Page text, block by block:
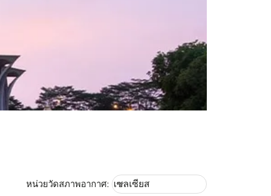
หน่วยวัดสภาพอากาศ: Weather unit option เซลเซียส
เซลเซียส
keyboard_arrow_down